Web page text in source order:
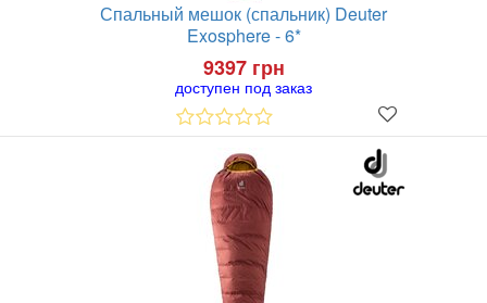
Спальный мешок (спальник) Deuter
Exosphere - 6*
9397 грн
доступен под заказ